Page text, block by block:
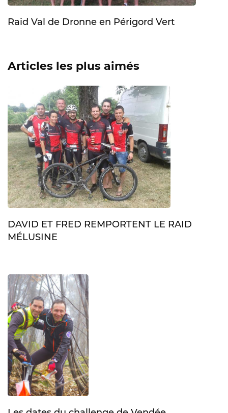
Raid Val de Dronne en Périgord Vert
Articles les plus aimés
DAVID ET FRED REMPORTENT LE RAID
MÉLUSINE